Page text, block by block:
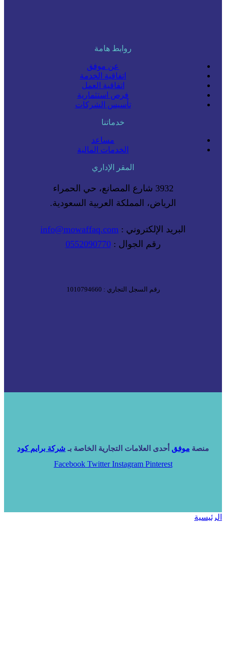
روابط هامة
عن موفق
اتفاقية الخدمة
اتفاقية العمل
فرص استثمارية
تأسيس الشركات
خدماتنا
مساعد
الخدمات المالية
المقر الإداري
3932 شارع المصانع، حي الحمراء
الرياض، المملكة العربية السعودية.
البريد الإلكتروني : info@mowaffaq.com
رقم الجوال :0552090770
رقم السجل التجاري : 1010794660
منصة موفق أحدى العلامات التجارية الخاصة بـ شركة برايم كود
Facebook Twitter Instagram Pinterest
الرئيسية